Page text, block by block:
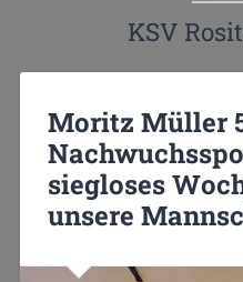
KSV
Moritz Müller
siegloses
unsere